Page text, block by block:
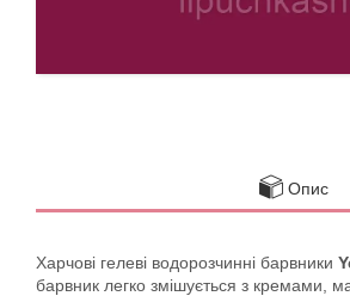
Опис
Харчові гелеві водорозчинні барвники
барвник легко змішується з кремами,